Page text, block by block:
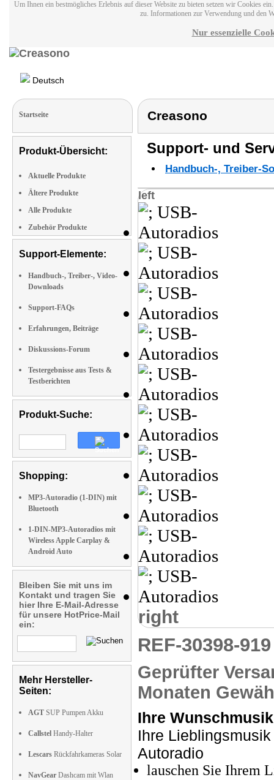
Um Ihnen ein bestmögliches Erlebnis auf dieser Website zu bieten setzen wir Cookies
zu. Informationen zur Verwendung und den
Nur essenzielle
Deutsch
Startseite
Produkt-Übersicht:
Aktuelle Produkte
Ältere Produkte
Alle Produkte
Zubehör Produkte
Support-Elemente:
Handbuch-, Treiber-, Video-
Downloads
Support-FAQs
Erfahrungen, Beiträge
Diskussions-Forum
Testergebnisse aus Tests &
Testberichten
Produkt-Suche:
Shopping:
MP3-Autoradio (1-DIN) mit
Bluetooth
1-DIN-MP3-Autoradios mit
Wireless Apple Carplay &
Android Auto
Bleiben Sie mit uns im
Kontakt und tragen Sie
hier Ihre E-Mail-Adresse
für unsere HotPrice-Mail
ein:
Mehr Hersteller-
Seiten:
AGT SUP Pumpen Akku
Callstel Handy-Halter
Lescars Rückfahrkameras Solar
NavGear Dashcam mit Wlan
Creasono
Support- und
Handbuch-, Treiber-
left
right
REF-30398-
Geprüfter
Monaten
Ihre
Ihre
Autoradio
lauschen Sie Ihrem